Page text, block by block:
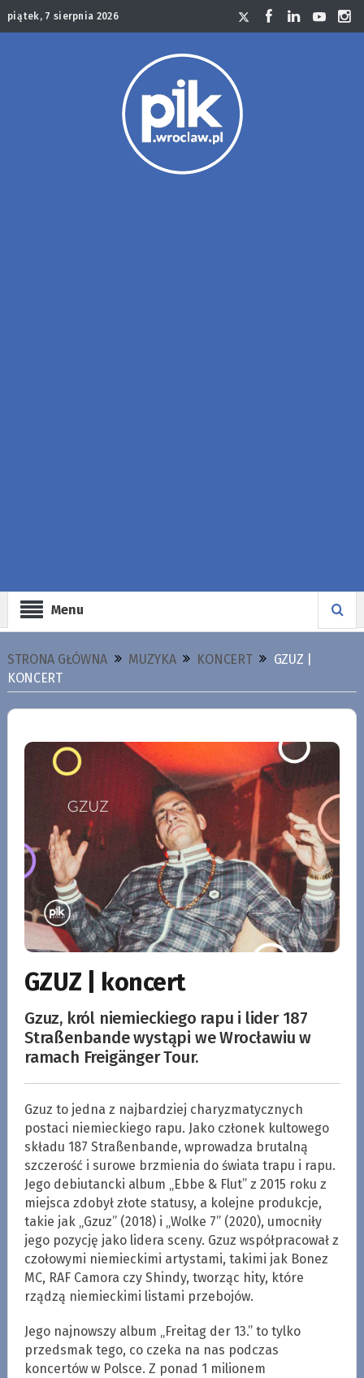
piątek, 7 sierpnia 2026
Menu
STRONA GŁÓWNA MUZYKA KONCERT
GZUZ |
KONCERT
GZUZ | koncert
Gzuz, król niemieckiego rapu i lider 187
Straßenbande wystąpi we Wrocławiu w
ramach Freigänger Tour.
Gzuz to jedna z najbardziej charyzmatycznych
postaci niemieckiego rapu. Jako członek kultowego
składu 187 Straßenbande, wprowadza brutalną
szczerość i surowe brzmienia do świata trapu i rapu.
Jego debiutancki album „Ebbe & Flut” z 2015 roku z
miejsca zdobył złote statusy, a kolejne produkcje,
takie jak „Gzuz” (2018) i „Wolke 7” (2020), umocniły
jego pozycję jako lidera sceny. Gzuz współpracował z
czołowymi niemieckimi artystami, takimi jak Bonez
MC, RAF Camora czy Shindy, tworząc hity, które
rządzą niemieckimi listami przebojów.
Jego najnowszy album „Freitag der 13.” to tylko
przedsmak tego, co czeka na nas podczas
koncertów w Polsce. Z ponad 1 milionem